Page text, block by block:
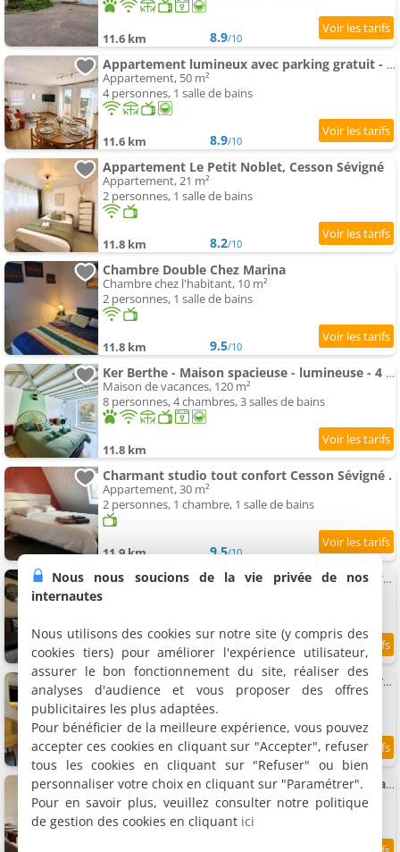
11.6 km 8.9/10
Appartement lumineux avec parking gratuit - Rennes chantepie
Appartement, 50 m²
4 personnes, 1 salle de bains
11.6 km 8.9/10
Appartement Le Petit Noblet, Cesson Sévigné
Appartement, 21 m²
2 personnes, 1 salle de bains
11.8 km 8.2/10
Chambre Double Chez Marina
Chambre chez l'habitant, 10 m²
2 personnes, 1 salle de bains
11.8 km 9.5/10
Ker Berthe - Maison spacieuse - lumineuse - 4 chambres
Maison de vacances, 120 m²
8 personnes, 4 chambres, 3 salles de bains
11.8 km
Charmant studio tout confort Cesson Sévigné .
Appartement, 30 m²
2 personnes, 1 chambre, 1 salle de bains
11.9 km 9.5/10
Appartement Logement cosy indépendant avec jardin et Parking
11.9 km 9.1/10
Logement zen indépendant avec jardin et parking
Maison de vacances, 30 m²
2 personnes, 1 salle de bains
11.9 km 9.2
La Maison Contemporaine, Luxe et Elégance aux portes de Rennes
Maison de vacances, 150 m²
8 personnes, 4 chambres, 2 salles de bains
Nous nous soucions de la vie privée de nos
internautes
Nous utilisons des cookies sur notre site (y compris des
cookies tiers) pour améliorer l'expérience utilisateur,
assurer le bon fonctionnement du site, réaliser des
analyses d'audience et vous proposer des offres
publicitaires les plus adaptées.
Pour bénéficier de la meilleure expérience, vous pouvez
accepter ces cookies en cliquant sur "Accepter", refuser
tous les cookies en cliquant sur "Refuser" ou bien
personnaliser votre choix en cliquant sur "Paramétrer".
Pour en savoir plus, veuillez consulter notre politique
de gestion des cookies en cliquant ici